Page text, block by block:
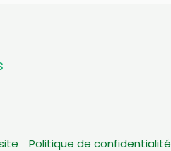
Politique de confidentialité